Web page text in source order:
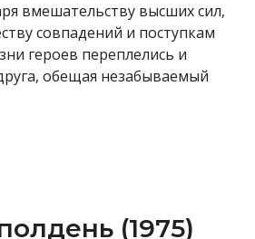
вмешательству высших сил,
совпадений и поступкам
героев переплелись и
обещая незабываемый
(1975)